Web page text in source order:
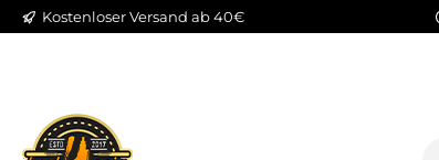
Hauptinhalt springen
Zur Suche springen
Zur Hauptnavigation springen
Kostenloser Versand ab 40€